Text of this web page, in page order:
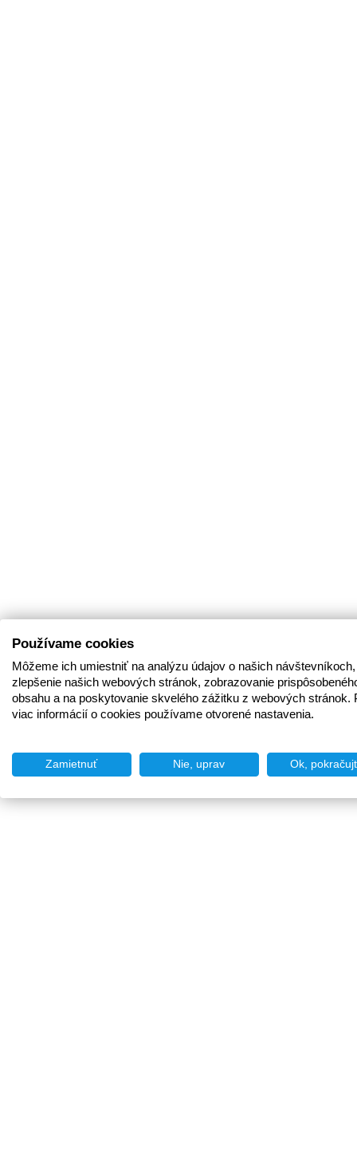
Používame cookies
Môžeme ich umiestniť na analýzu údajov o našich
zlepšenie našich webových stránok, zobrazovanie
obsahu a na poskytovanie skvelého zážitku z webových stránok.
viac informácií o cookies používame otvorené nastavenia.
Zamietnuť Nie, uprav Ok,